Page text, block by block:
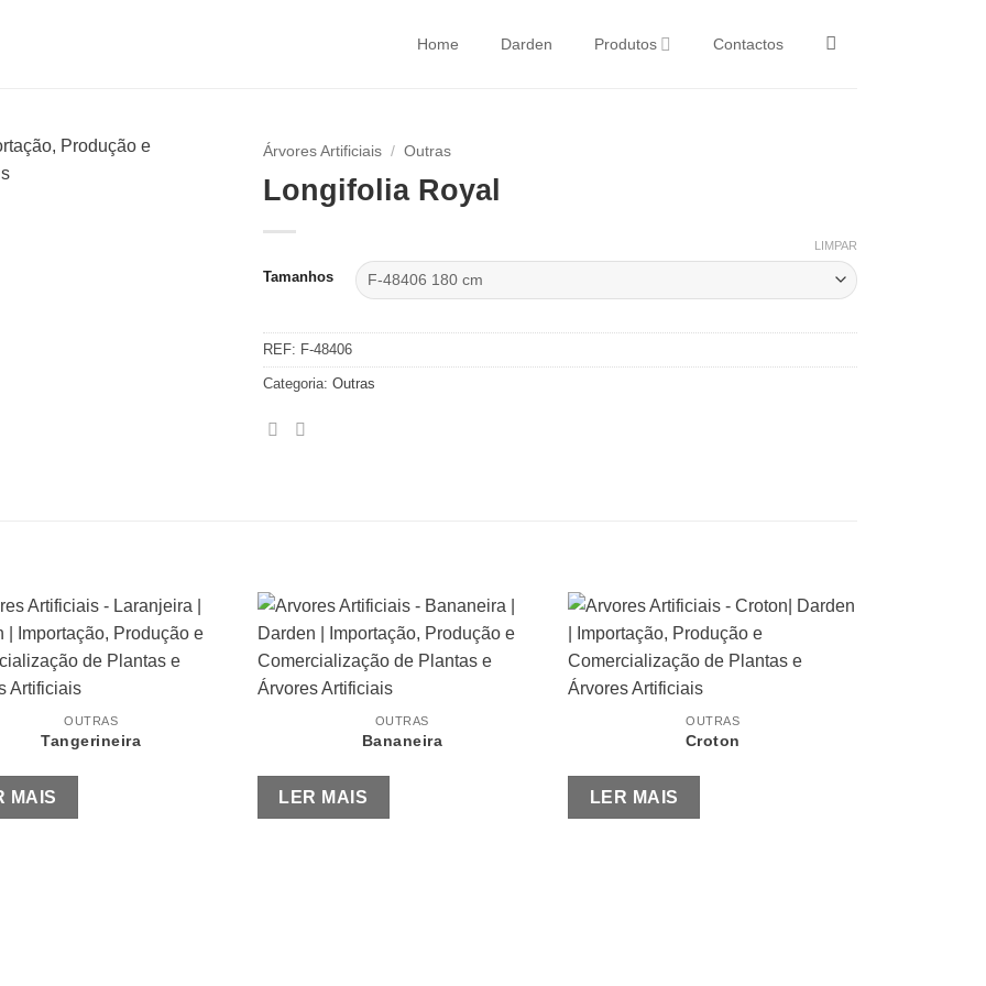
Home Darden Produtos Contactos
Árvores Artificiais / Outras
Longifolia Royal
Tamanhos
LIMPAR
REF: F-48406
Categoria: Outras
OUTRAS
Tangerineira
MAIS
OUTRAS
Bananeira
LER MAIS
OUTRAS
Croton
LER MAIS